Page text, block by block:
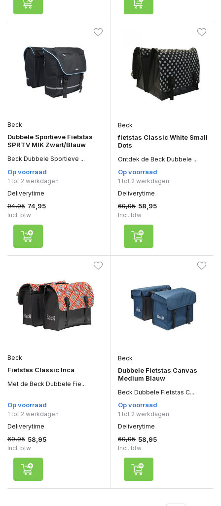
Beck
Dubbele Sportieve Fietstas
SPRTV MIK Zwart/Blauw
Beck Dubbele Sportieve ...
Op voorraad
1 tot 2 werkdagen
Deliverytime
94,95 74,95
Incl. btw
Beck
fietstas Classic White Small
Dots
Ontdek de Beck Dubbele ...
Op voorraad
1 tot 2 werkdagen
Deliverytime
69,95 58,95
Incl. btw
Beck
Fietstas Classic Inca
Met de Beck Dubbele Fie...
Op voorraad
1 tot 2 werkdagen
Deliverytime
69,95 58,95
Incl. btw
Beck
Dubbele Fietstas Canvas
Medium Blauw
Beck Dubbele Fietstas C...
Op voorraad
1 tot 2 werkdagen
Deliverytime
69,95 58,95
Incl. btw